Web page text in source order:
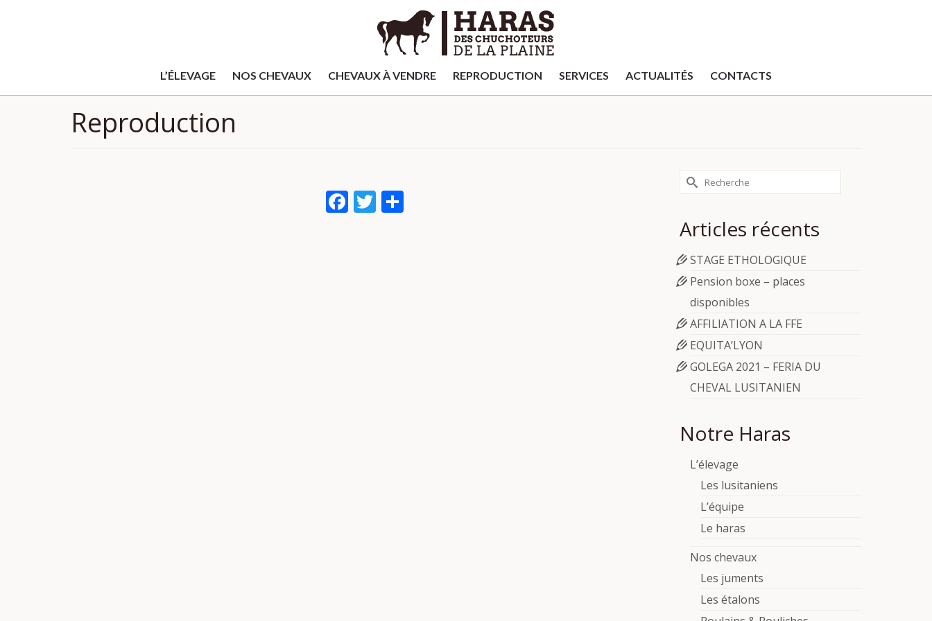
L’ÉLEVAGE NOS CHEVAUX CHEVAUX À VENDRE REPRODUCTION SERVICES ACTUALITÉS CONTACTS
Reproduction
Facebook
Twitter
Partager
Rechercher :
Articles récents
STAGE ETHOLOGIQUE
Pension boxe – places
disponibles
AFFILIATION A LA FFE
EQUITA’LYON
GOLEGA 2021 – FERIA DU
CHEVAL LUSITANIEN
Notre Haras
L’élevage
Les lusitaniens
L’équipe
Le haras
Nos chevaux
Les juments
Les étalons